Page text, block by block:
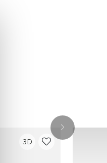
3D